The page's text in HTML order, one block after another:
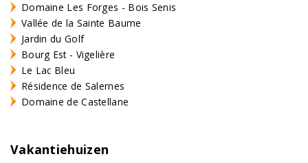
Domaine Les Forges - Bois Senis
Vallée de la Sainte Baume
Jardin du Golf
Bourg Est - Vigelière
Le Lac Bleu
Résidence de Salernes
Domaine de Castellane
Vakantiehuizen